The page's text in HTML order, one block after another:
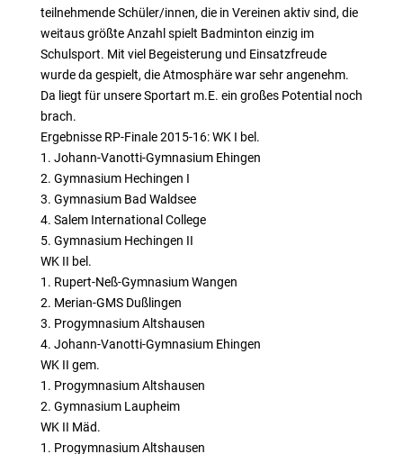
teilnehmende Schüler/innen, die in Vereinen aktiv sind, die
weitaus größte Anzahl spielt Badminton einzig im
Schulsport. Mit viel Begeisterung und Einsatzfreude
wurde da gespielt, die Atmosphäre war sehr angenehm.
Da liegt für unsere Sportart m.E. ein großes Potential noch
brach.
Ergebnisse RP-Finale 2015-16: WK I bel.
1. Johann-Vanotti-Gymnasium Ehingen
2. Gymnasium Hechingen I
3. Gymnasium Bad Waldsee
4. Salem International College
5. Gymnasium Hechingen II
WK II bel.
1. Rupert-Neß-Gymnasium Wangen
2. Merian-GMS Dußlingen
3. Progymnasium Altshausen
4. Johann-Vanotti-Gymnasium Ehingen
WK II gem.
1. Progymnasium Altshausen
2. Gymnasium Laupheim
WK II Mäd.
1. Progymnasium Altshausen